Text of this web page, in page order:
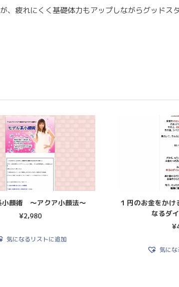
、疲れにくく基礎体力もアップしながらグッドス
小顔術 〜アクア小顔法〜
¥2,980
気になるリストに追加
１円のお金をか
なるダ
¥
気にな